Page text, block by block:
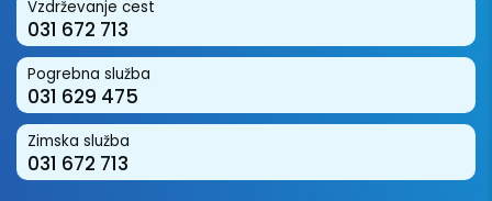
Vzdrževanje cest
031 672 713
Pogrebna služba
031 629 475
Zimska služba
031 672 713